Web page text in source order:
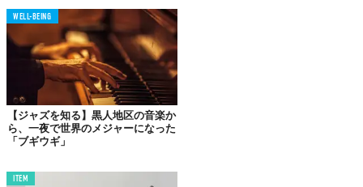
ぎょろぎょろの目に、大きな口と、チャーミングな笑顔。ルイ・
アームストロング。
彼のだみ声による歌は、一度聴いたら忘れられません。ルイ・ア
ームストロングは20世紀を代表するエンターテイナーの一人で
躍を見せ、ジャズ演奏者として初めて「TIME」の表紙を飾ったの
WELL-BEING
【ジャズを知る】黒人地区の音楽か
ら、一夜で世界のメジャーになった
「ブギウギ」
ITEM